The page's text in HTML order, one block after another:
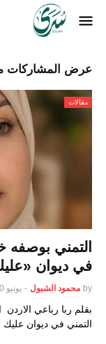
عرض المشاركات من
مقالات
التمني بوصفه
في ديوان
by محمود الشبول - يونيو 30, 2026
بقلم ربا رباعي
التمني في ديوان عليك